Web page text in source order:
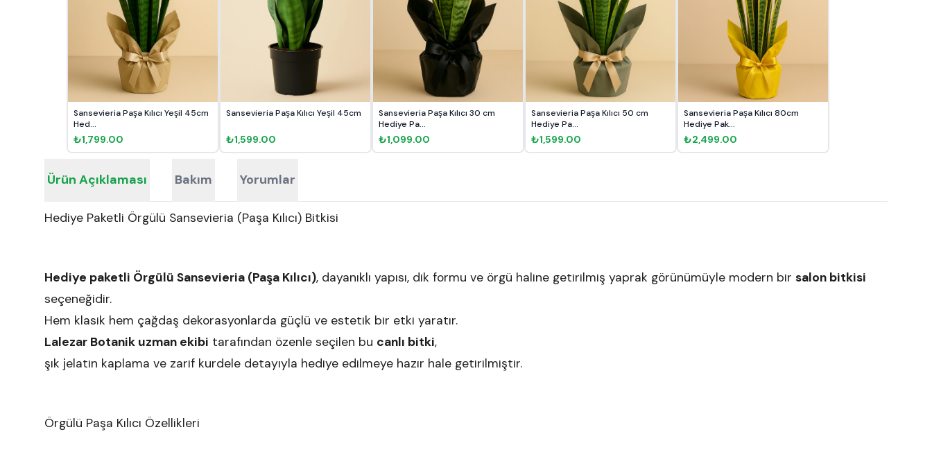
Sansevieria Paşa Kılıcı Yeşil 45cm
Hed...
₺1,799.00
Sansevieria Paşa Kılıcı Yeşil 45cm
₺1,599.00
Sansevieria Paşa Kılıcı 30 cm
Hediye Pa...
₺1,099.00
Sansevieria Paşa Kılıcı 50 cm
Hediye Pa...
₺1,599.00
Sansevieria Paşa Kılıcı 80cm
Hediye Pak...
₺2,499.00
Ürün Açıklaması Bakım Yorumlar
Hediye Paketli Örgülü Sansevieria (Paşa Kılıcı) Bitkisi
Hediye paketli Örgülü Sansevieria (Paşa Kılıcı), dayanıklı yapısı, dik formu ve örgü haline getirilmiş yaprak görünümüyle modern bir salon bitkisi
seçeneğidir.
Hem klasik hem çağdaş dekorasyonlarda güçlü ve estetik bir etki yaratır.
Lalezar Botanik uzman ekibi tarafından özenle seçilen bu canlı bitki,
şık jelatin kaplama ve zarif kurdele detayıyla hediye edilmeye hazır hale getirilmiştir.
Örgülü Paşa Kılıcı Özellikleri